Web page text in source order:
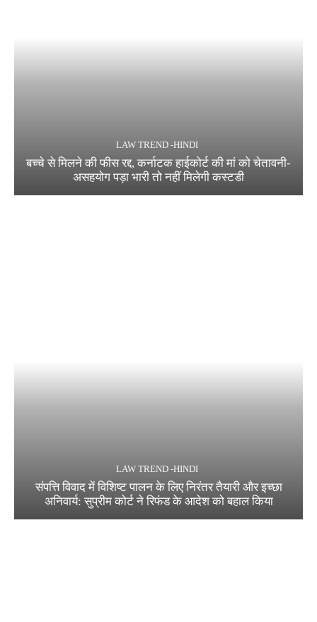
LAW TREND -HINDI
बच्चे से मिलने की फीस रद्द, कर्नाटक हाईकोर्ट की मां को चेतावनी-
असहयोग पड़ा भारी तो नहीं मिलेगी कस्टडी
LAW TREND -HINDI
संपत्ति विवाद में विशिष्ट पालन के लिए निरंतर तैयारी और इच्छा
अनिवार्य: सुप्रीम कोर्ट ने रिफंड के आदेश को बहाल किया